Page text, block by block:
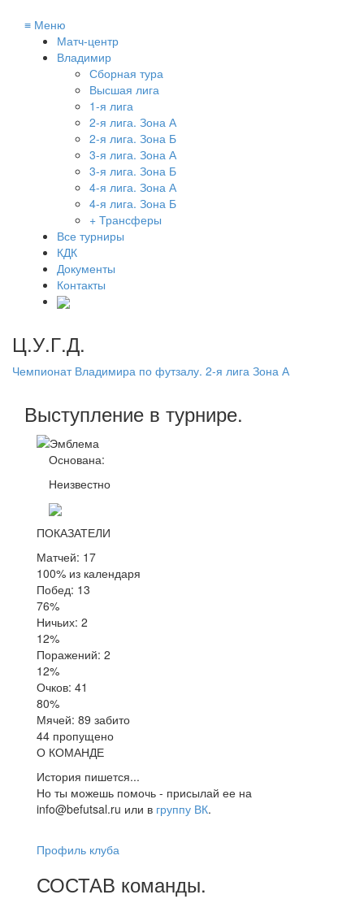
≡ Меню
Матч-центр
Владимир
Сборная тура
Высшая лига
1-я лига
2-я лига. Зона А
2-я лига. Зона Б
3-я лига. Зона А
3-я лига. Зона Б
4-я лига. Зона А
4-я лига. Зона Б
+ Трансферы
Все турниры
КДК
Документы
Контакты
Ц.У.Г.Д.
Чемпионат Владимира по футзалу. 2-я лига Зона А
Выступление в турнире.
Основана:
Неизвестно
ПОКАЗАТЕЛИ
Матчей: 17
100% из календаря
Побед: 13
76%
Ничьих: 2
12%
Поражений: 2
12%
Очков: 41
80%
Мячей: 89 забито
44 пропущено
О КОМАНДЕ
История пишется...
Но ты можешь помочь - присылай ее на
info@befutsal.ru или в группу ВК.
Профиль клуба
СОСТАВ команды.